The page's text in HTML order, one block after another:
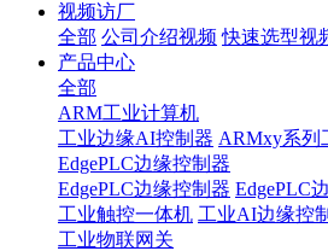
视频访厂
全部 公司介绍视频 快速选型视
产品中心
全部
ARM工业计算机
工业边缘AI控制器 ARMxy系列
EdgePLC边缘控制器
EdgePLC边缘控制器 EdgePLC
工业触控一体机 工业AI边缘控
工业物联网关